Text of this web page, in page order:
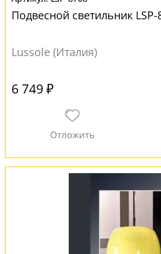
Подвесной светильник
Lussole (Италия)
6 749 ₽